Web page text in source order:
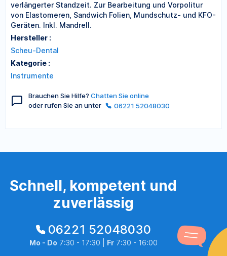
verlängerter Standzeit. Zur Bearbeitung und Vorpolitur
von Elastomeren, Sandwich Folien, Mundschutz- und KFO-
Geräten. Inkl. Mandrell.
Hersteller :
Scheu-Dental
Kategorie :
Instrumente
Brauchen Sie Hilfe? Chatten Sie online
oder rufen Sie an unter
06221 52048030
Schnell, kompetent und
zuverlässig
06221 52048030
Mo - Do 7:30 - 17:30 | Fr7:30 - 16:00